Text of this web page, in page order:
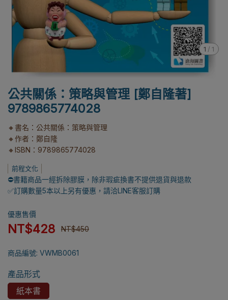
1 / 1
公共關係：策略與管理 [鄭自隆著]
9789865774028
🔸書名：公共關係：策略與管理
🔸作者：鄭自隆
🔸ISBN：9789865774028
前程文化
⛔書籍商品一經拆除膠膜，除非瑕疵換書不提供退貨與退款
✅訂購數量5本以上另有優惠，請洽LINE客服訂購
優惠售價
NT$428 NT$450
商品編號: VWMB0061
產品形式
紙本書